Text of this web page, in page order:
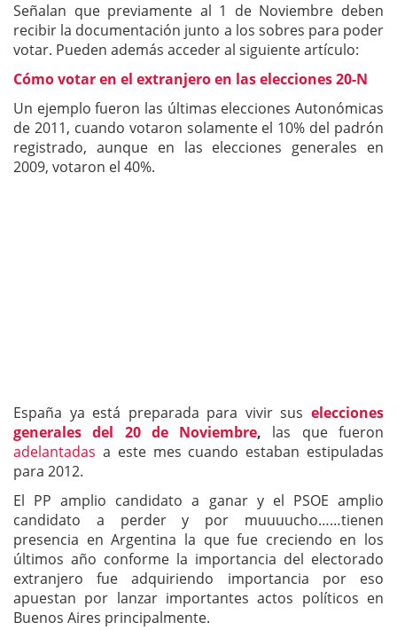
Señalan que previamente al 1 de Noviembre deben
recibir la documentación junto a los sobres para poder
votar. Pueden además acceder al siguiente artículo:
Cómo votar en el extranjero en las elecciones 20-N
Un ejemplo fueron las últimas elecciones Autonómicas
de 2011, cuando votaron solamente el 10% del padrón
registrado, aunque en las elecciones generales en
2009, votaron el 40%.
España ya está preparada para vivir sus elecciones
generales del 20 de Noviembre, las que fueron
adelantadas a este mes cuando estaban estipuladas
para 2012.
El PP amplio candidato a ganar y el PSOE amplio
candidato a perder y por muuuucho……tienen
presencia en Argentina la que fue creciendo en los
últimos año conforme la importancia del electorado
extranjero fue adquiriendo importancia por eso
apuestan por lanzar importantes actos políticos en
Buenos Aires principalmente.